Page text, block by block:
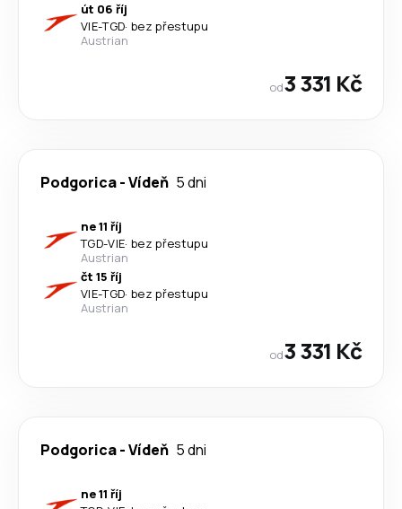
út 06 říj
VIE-TGD· bez přestupu
Austrian
od3 331 Kč
Podgorica-Vídeň 5 dni
ne 11 říj
TGD-VIE· bez přestupu
Austrian
čt 15 říj
VIE-TGD· bez přestupu
Austrian
od3 331 Kč
Podgorica-Vídeň 5 dni
ne 11 říj